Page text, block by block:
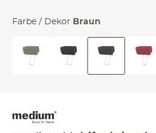
Farbe / Dekor Braun